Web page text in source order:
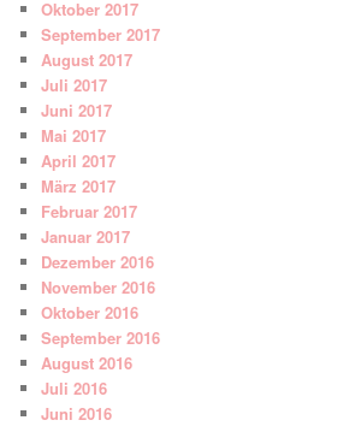
Oktober 2017
September 2017
August 2017
Juli 2017
Juni 2017
Mai 2017
April 2017
März 2017
Februar 2017
Januar 2017
Dezember 2016
November 2016
Oktober 2016
September 2016
August 2016
Juli 2016
Juni 2016